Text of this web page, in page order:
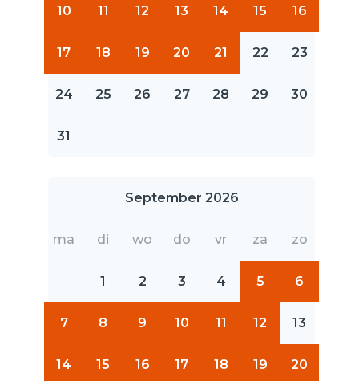
10 11 12 13 14 15 16
17 18 19 20 21 22 23
24 25 26 27 28 29 30
31
September 2026
ma di wo do vr za zo
1 2 3 4 5 6
7 8 9 10 11 12 13
14 15 16 17 18 19 20